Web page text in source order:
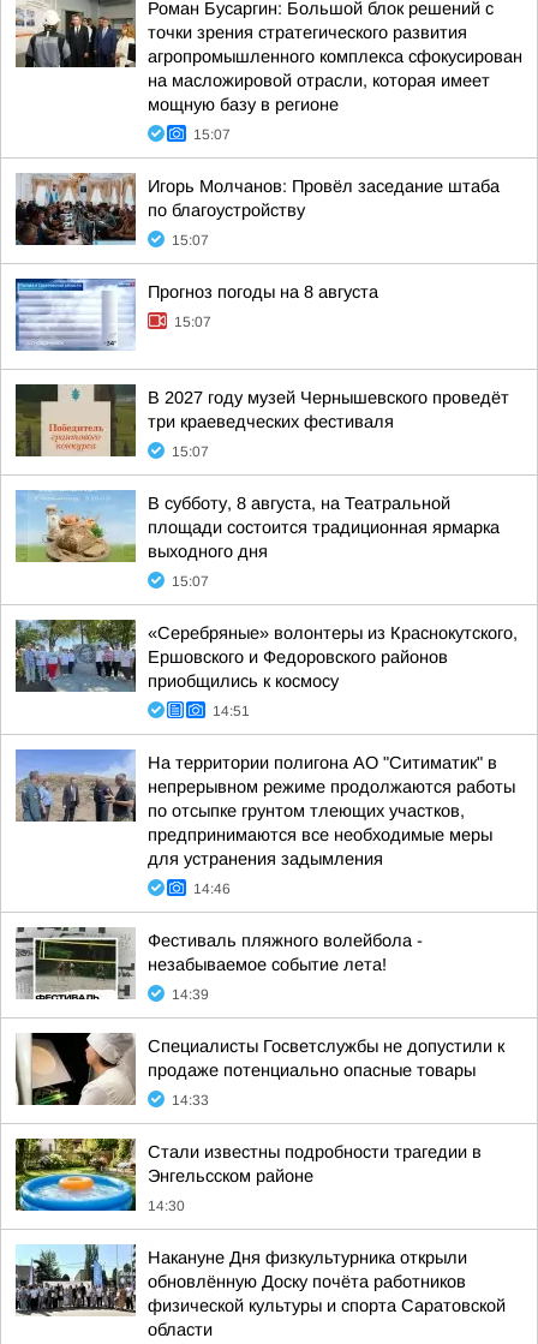
Роман Бусаргин: Большой блок решений с
точки зрения стратегического развития
агропромышленного комплекса сфокусирован
на масложировой отрасли, которая имеет
мощную базу в регионе
15:07
Игорь Молчанов: Провёл заседание штаба
по благоустройству
15:07
Прогноз погоды на 8 августа
15:07
В 2027 году музей Чернышевского проведёт
три краеведческих фестиваля
15:07
В субботу, 8 августа, на Театральной
площади состоится традиционная ярмарка
выходного дня
15:07
«Серебряные» волонтеры из Краснокутского,
Ершовского и Федоровского районов
приобщились к космосу
14:51
На территории полигона АО "Ситиматик" в
непрерывном режиме продолжаются работы
по отсыпке грунтом тлеющих участков,
предпринимаются все необходимые меры
для устранения задымления
14:46
Фестиваль пляжного волейбола -
незабываемое событие лета!
14:39
Специалисты Госветслужбы не допустили к
продаже потенциально опасные товары
14:33
Стали известны подробности трагедии в
Энгельсском районе
14:30
Накануне Дня физкультурника открыли
обновлённую Доску почёта работников
физической культуры и спорта Саратовской
области